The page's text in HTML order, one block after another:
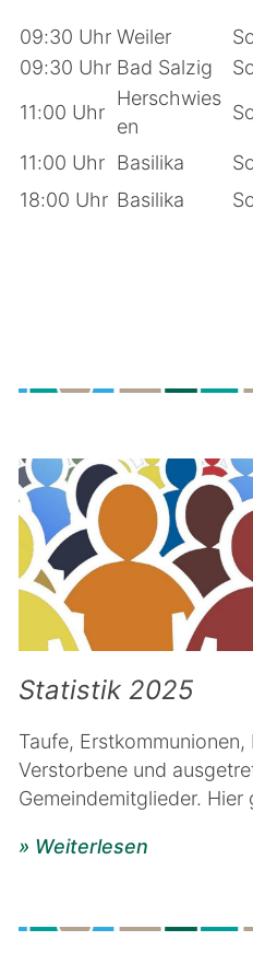
09:30 Uhr Weiler
09:30 Uhr Bad Salzig
11:00 Uhr
Herschwies
en
11:00 Uhr Basilika
18:00 Uhr Basilika
Statistik 2025
Taufe,
Verstorbene und
Gemeindemitglieder.
» Weiterlesen